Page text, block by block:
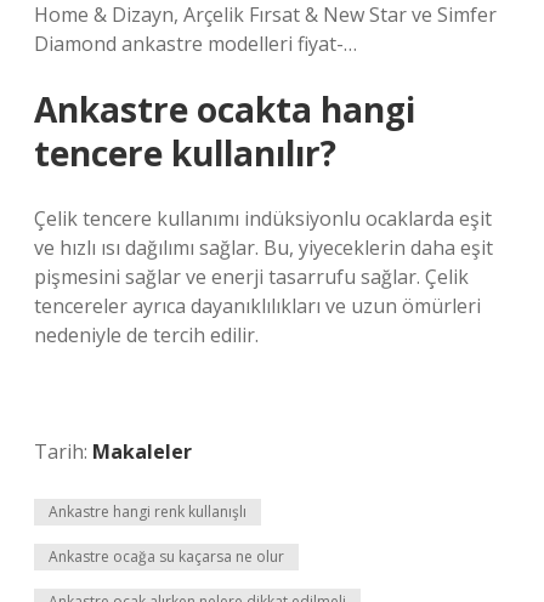
Home & Dizayn, Arçelik Fırsat & New Star ve Simfer
Diamond ankastre modelleri fiyat-…
Ankastre ocakta hangi
tencere kullanılır?
Çelik tencere kullanımı indüksiyonlu ocaklarda eşit
ve hızlı ısı dağılımı sağlar. Bu, yiyeceklerin daha eşit
pişmesini sağlar ve enerji tasarrufu sağlar. Çelik
tencereler ayrıca dayanıklılıkları ve uzun ömürleri
nedeniyle de tercih edilir.
Tarih: Makaleler
Ankastre hangi renk kullanışlı
Ankastre ocağa su kaçarsa ne olur